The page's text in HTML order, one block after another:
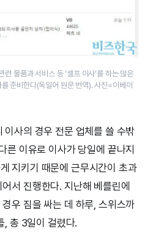
물품과 서비스 등 ‘셀프 이사’를 하는 많은
준비한다(독일어 원문 번역). ​사진=이베이
이사의 경우 전문 업체를 쓸 수밖
른 이유로 이사가 당일에 끝나지
지키기 때문에 근무시간이 초과
서 진행한다. 지난해 베를린에
우 짐을 싸는 데 하루, 스위스까
, 총 3일이 걸렸다.